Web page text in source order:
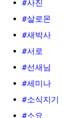
#사진
#살로몬
#새박사
#서로
#선새님
#세미나
#소식지기
#소요